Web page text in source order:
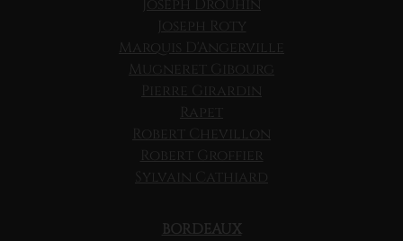
Joseph Drouhin
Joseph Roty
Marquis D'Angerville
Mugneret Gibourg
Pierre Girardin
Rapet
Robert Chevillon
Robert Groffier
Sylvain Cathiard
BORDEAUX